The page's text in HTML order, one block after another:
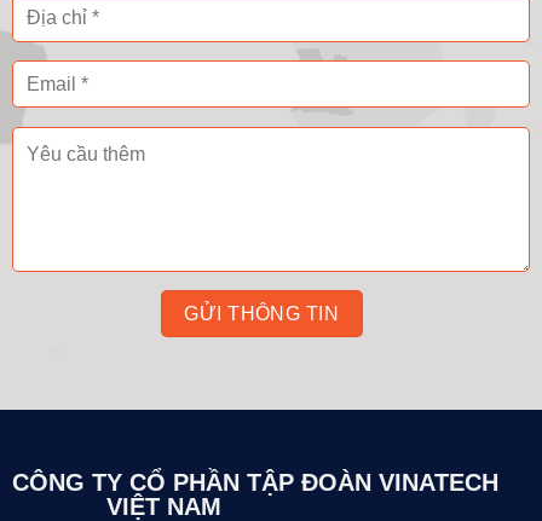
CÔNG TY CỔ PHẦN TẬP ĐOÀN VINATECH
VIỆT NAM